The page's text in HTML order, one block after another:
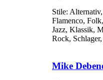
Stile:
Flamenco,
Jazz, Klassik,
Rock,
Mike